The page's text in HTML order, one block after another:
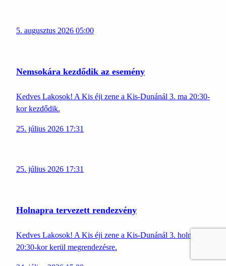
5. augusztus 2026 05:00
Nemsokára kezdődik az esemény
Kedves Lakosok! A Kis éji zene a Kis-Dunánál 3. ma 20:30-
kor kezdődik.
25. július 2026 17:31
25. július 2026 17:31
Holnapra tervezett rendezvény
Kedves Lakosok! A Kis éji zene a Kis-Dunánál 3. holnap
20:30-kor kerül megrendezésre.